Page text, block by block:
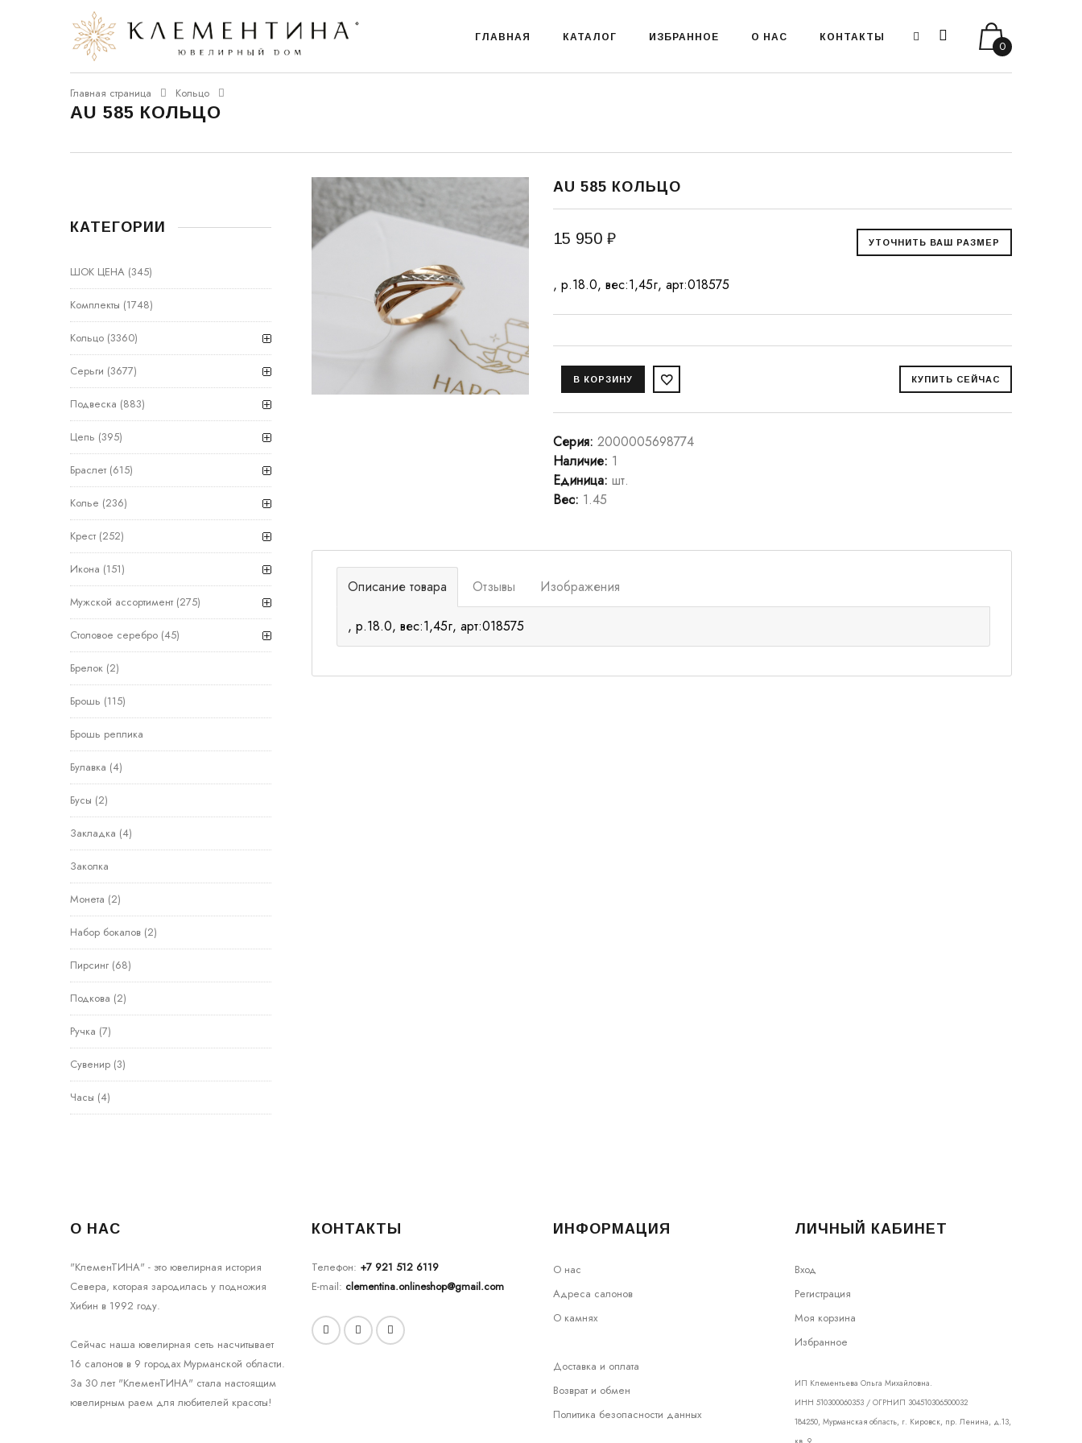
0
ГЛАВНАЯ КАТАЛОГ ИЗБРАННОЕ О НАС КОНТАКТЫ
Главная страница Кольцо
AU 585 КОЛЬЦО
AU 585 КОЛЬЦО
15 950 ₽
, р.18.0, вес:1,45г, арт:018575
Серия: 2000005698774
Наличие: 1
Единица: шт.
Вес: 1.45
Описание товара
, р.18.0, вес:1,45г, арт:018575
Отзывы Изображения
КАТЕГОРИИ
ШОК ЦЕНА (345)
Комплекты (1748)
Кольцо (3360)
Серьги (3677)
Подвеска (883)
Цепь (395)
Браслет (615)
Колье (236)
Крест (252)
Икона (151)
Мужской ассортимент (275)
Столовое серебро (45)
Брелок (2)
Брошь (115)
Брошь реплика
Булавка (4)
Бусы (2)
Закладка (4)
Заколка
Монета (2)
Набор бокалов (2)
Пирсинг (68)
Подкова (2)
Ручка (7)
Сувенир (3)
Часы (4)
О НАС
"КлеменТИНА" - это ювелирная история
Севера, которая зародилась у подножия
Хибин в 1992 году.
Сейчас наша ювелирная сеть насчитывает
16 салонов в 9 городах Мурманской области.
За 30 лет "КлеменТИНА" стала настоящим
ювелирным раем для любителей красоты!
КОНТАКТЫ
Телефон: +7 921 512 6119
E-mail: clementina.onlineshop@gmail.com
ИНФОРМАЦИЯ
О нас
Адреса салонов
О камнях
Доставка и оплата
Возврат и обмен
Политика безопасности данных
ЛИЧНЫЙ КАБИНЕТ
Вход
Регистрация
Моя корзина
Избранное
ИП Клементьева Ольга Михайловна.
ИНН 510300060353 / ОГРНИП 304510306500032
184250, Мурманская область, г. Кировск, пр. Ленина, д.13,